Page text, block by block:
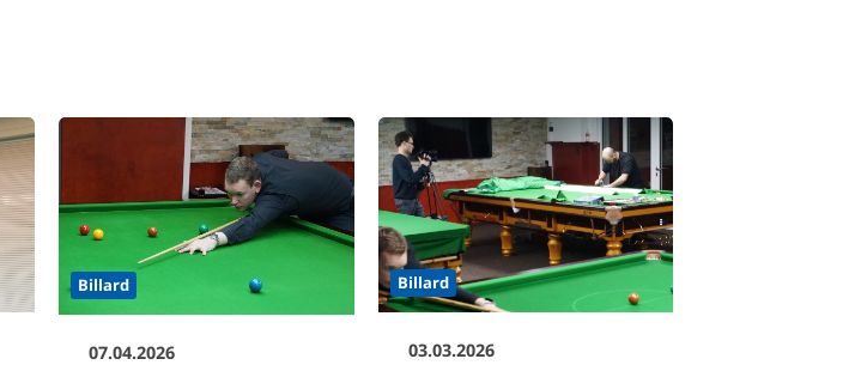
Billard
07.04.2026
Billard
03.03.2026